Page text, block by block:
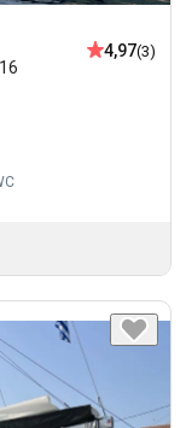
4,97(3)